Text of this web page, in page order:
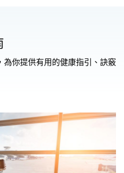
為你提供有用的健康指引、訣竅